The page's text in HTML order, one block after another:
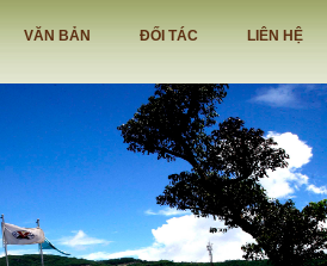
VĂN BẢN ĐỐI TÁC LIÊN HỆ